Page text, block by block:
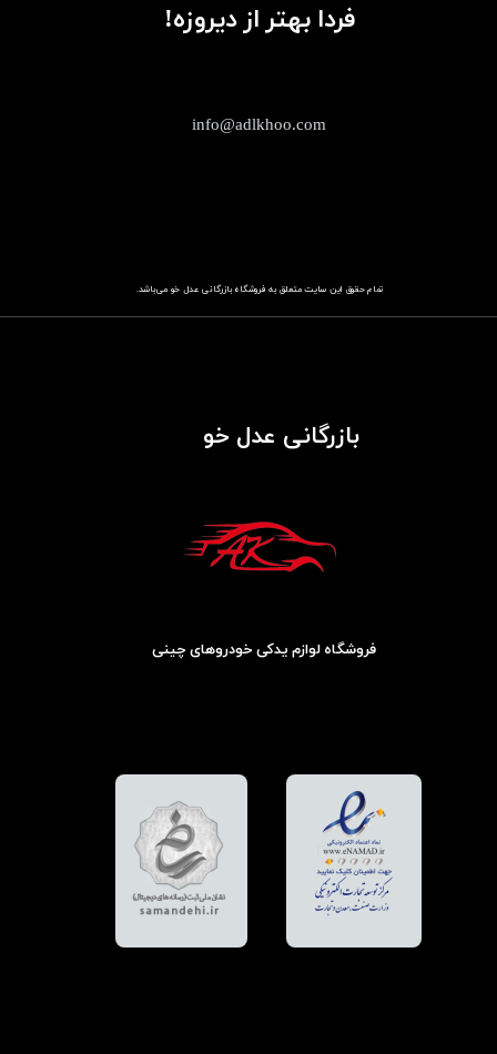
تمام حقوق این سایت متعلق به فروشگاهباز​​​​​​​رگانی عدل خو می‌باشد.
info@adlkhoo.com
بازرگانی عدل خو
فردا بهتر از دیروزه!
فروشگاه لوازم یدکی خودروهای چینی